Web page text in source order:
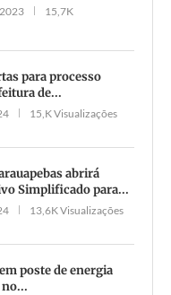
15,7K
para processo
de...
15,K Visualizações
abrirá
Simplificado para...
13,6K Visualizações
poste de energia